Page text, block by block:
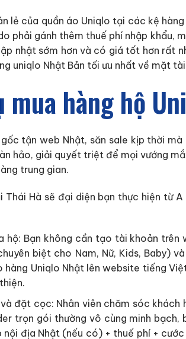
lẻ của quần áo Uniqlo tại các kệ
phải gánh thêm thuế phí nhập khẩu,
nhật sớm hơn và có giá tốt hơn rất
uniqlo Nhật Bản tối ưu nhất về mặt
hàng hộ
tận web Nhật, săn sale kịp thời
hảo, giải quyết triệt để mọi vướng
trung gian.
Thái Hà sẽ đại diện bạn thực hiện từ
hộ: Bạn không cần tạo tài khoản
biệt cho Nam, Nữ, Kids, Baby)
Uniqlo Nhật lên website tiếng
đặt cọc: Nhân viên chăm sóc
trọn gói thường vô cùng minh
nội địa Nhật (nếu có) + thuế phí +